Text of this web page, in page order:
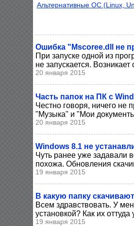
Альтернативные ОС (Linux,
Ошибка "Mscoree.dll не
При запуске одной из
не запускается. Возникает
20 января 2015
Часть папок на ПК с
Честно говоря, ничего не
"Музыка" и "Мои
20 января 2015
Windows 8.1 не
Чуть ранее уже задавали
похожа. Обновления
19 января 2015
В какую папку
Всем здравствовать. У
установкой? Как их оттуда
19 января 2015